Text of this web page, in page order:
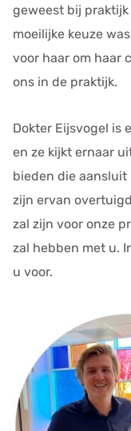
geweest bij praktijk
moeilijke keuze
voor haar om haar
ons in de praktijk.
Dokter Eijsvogel is
en ze kijkt ernaar
bieden die aansluit
zijn ervan
zal zijn voor onze
zal hebben met u.
u voor.